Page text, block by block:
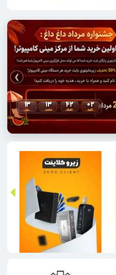
۱۳
روز : ۱۳
ساعت : ۴۲
دقیقه : ۰۱
ثانیه
❯